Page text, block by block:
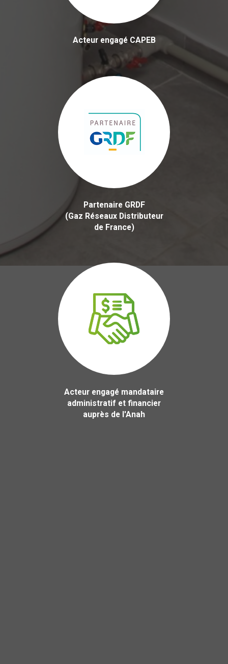
Acteur engagé CAPEB
Partenaire GRDF
(Gaz Réseaux Distributeur
de France)
Acteur engagé mandataire
administratif et financier
auprès de l'Anah